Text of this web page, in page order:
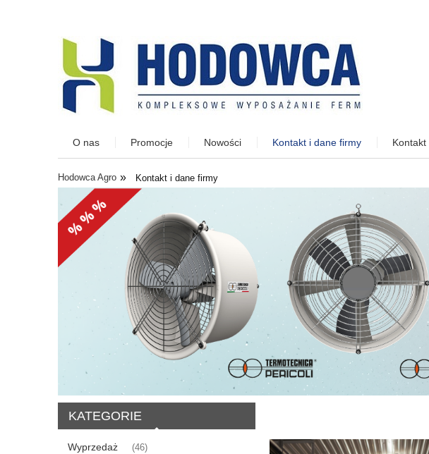
O nas Promocje Nowości Kontakt i dane firmy Kontakt
Hodowca Agro » Kontakt i dane firmy
KATEGORIE
Wyprzedaż (46)